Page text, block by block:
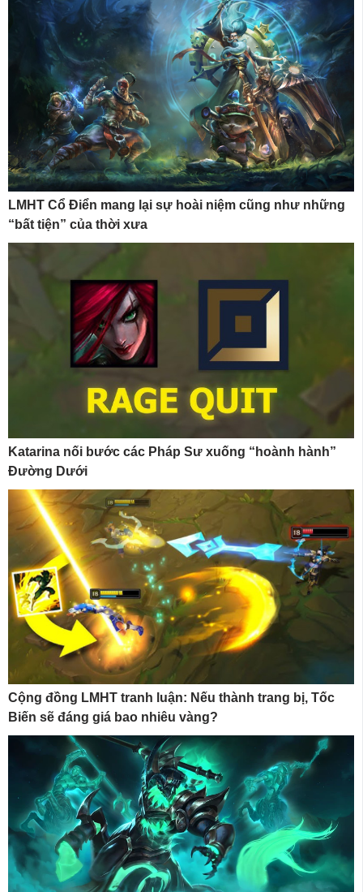
LMHT Cổ Điển mang lại sự hoài niệm cũng như những
“bất tiện” của thời xưa
Katarina nối bước các Pháp Sư xuống “hoành hành”
Đường Dưới
Cộng đồng LMHT tranh luận: Nếu thành trang bị, Tốc
Biến sẽ đáng giá bao nhiêu vàng?